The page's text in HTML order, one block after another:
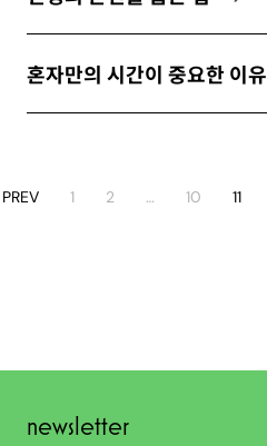
혼자만의 시간이 중요한 이유
PREV 1 2 … 10 11
newsletter